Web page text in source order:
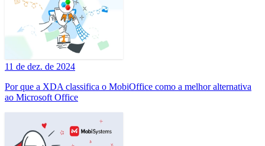
11 de dez. de 2024
Por que a XDA classifica o MobiOffice como a melhor alternativa
ao Microsoft Office